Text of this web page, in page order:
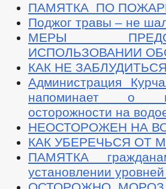
ПАМЯТКА ПО
Поджог травы – не
МЕРЫ
ИСПОЛЬЗОВАНИИ
КАК НЕ
Администрация
напоминает о
осторожности на
НЕОСТОРОЖЕН НА
КАК УБЕРЕЧЬСЯ ОТ
ПАМЯТКА
установлении